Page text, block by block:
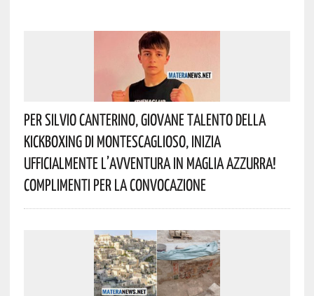
Per Silvio Canterino, Giovane Talento Della
Kickboxing Di Montescaglioso, Inizia
Ufficialmente L’avventura In Maglia Azzurra!
Complimenti Per La Convocazione